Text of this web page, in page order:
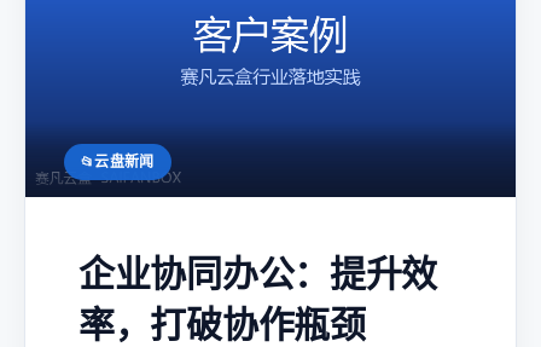
云盘新闻
企业协同办公：提升效
率，打破协作瓶颈